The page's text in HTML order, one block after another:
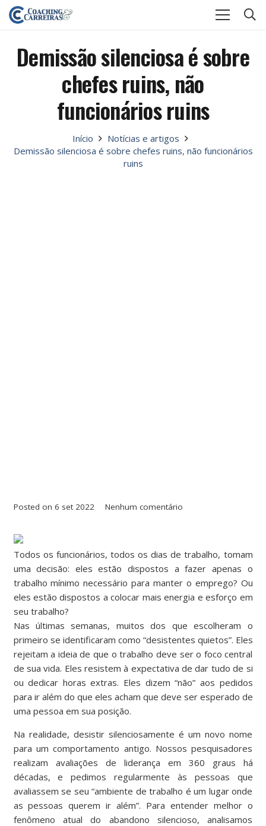
Demissão silenciosa é sobre
chefes ruins, não
funcionários ruins
Início
Notícias e artigos
Demissão silenciosa é sobre chefes ruins, não funcionários
ruins
Posted on 6 set 2022 Nenhum comentário
Todos os funcionários, todos os dias de trabalho, tomam
uma decisão: eles estão dispostos a fazer apenas o
trabalho mínimo necessário para manter o emprego? Ou
eles estão dispostos a colocar mais energia e esforço em
seu trabalho?
Nas últimas semanas, muitos dos que escolheram o
primeiro se identificaram como “desistentes quietos”. Eles
rejeitam a ideia de que o trabalho deve ser o foco central
de sua vida. Eles resistem à expectativa de dar tudo de si
ou dedicar horas extras. Eles dizem “não” aos pedidos
para ir além do que eles acham que deve ser esperado de
uma pessoa em sua posição.
Na realidade, desistir silenciosamente é um novo nome
para um comportamento antigo. Nossos pesquisadores
realizam avaliações de liderança em 360 graus há
décadas, e pedimos regularmente às pessoas que
avaliassem se seu “ambiente de trabalho é um lugar onde
as pessoas querem ir além”. Para entender melhor o
fenômeno atual do abandono silencioso, analisamos